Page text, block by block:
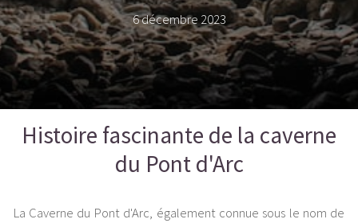
6 décembre 2023
Histoire fascinante de la caverne
du Pont d'Arc
La Caverne du Pont d'Arc, également connue sous le nom de